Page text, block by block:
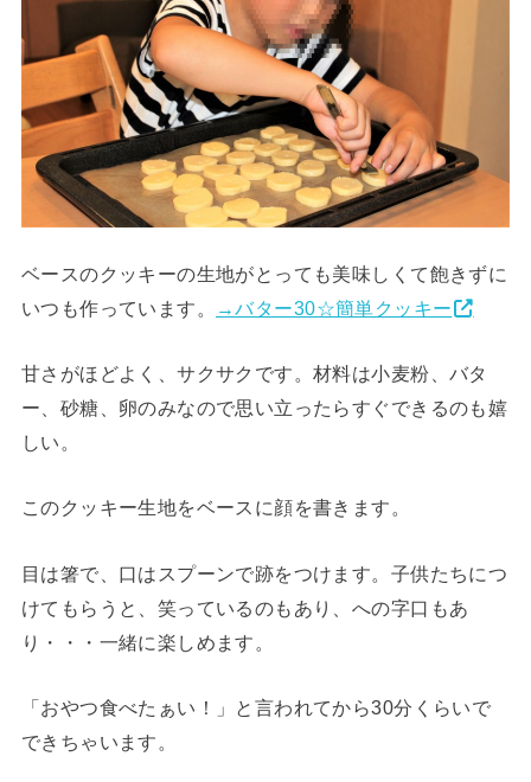
ベースのクッキーの生地がとっても美味しくて飽きずに
いつも作っています。
→バター30☆簡単クッキー
甘さがほどよく、サクサクです。材料は小麦粉、バタ
ー、砂糖、卵のみなので思い立ったらすぐできるのも嬉
しい。
このクッキー生地をベースに顔を書きます。
目は箸で、口はスプーンで跡をつけます。子供たちにつ
けてもらうと、笑っているのもあり、への字口もあ
り・・・一緒に楽しめます。
「おやつ食べたぁい！」と言われてから30分くらいで
できちゃいます。